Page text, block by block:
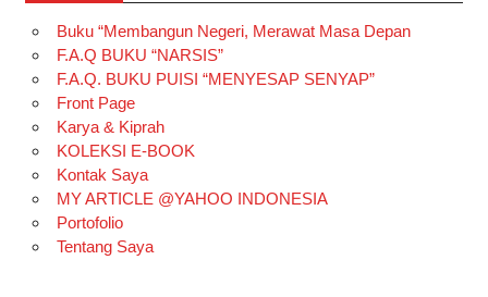
Buku “Membangun Negeri, Merawat Masa Depan
F.A.Q BUKU “NARSIS”
F.A.Q. BUKU PUISI “MENYESAP SENYAP”
Front Page
Karya & Kiprah
KOLEKSI E-BOOK
Kontak Saya
MY ARTICLE @YAHOO INDONESIA
Portofolio
Tentang Saya